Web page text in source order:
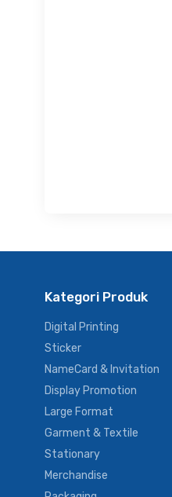
Kategori Produk
Digital Printing
Sticker
NameCard & Invitation
Display Promotion
Large Format
Garment & Textile
Stationary
Merchandise